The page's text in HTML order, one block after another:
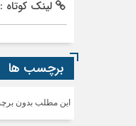
لینک کوتاه :
برچسب ها
این مطلب بدون